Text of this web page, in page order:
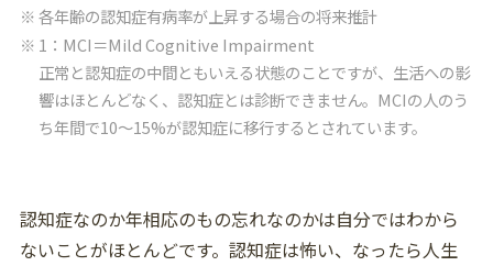
各年齢の認知症有病率が上昇する場合の将来推計
1：MCI＝Mild Cognitive Impairment
正常と認知症の中間ともいえる状態のことですが、生活への影
響はほとんどなく、 認知症とは診断できません。MCIの人のう
ち年間で10～15%が認知症に移行するとされています。
認知症なのか年相応のもの忘れなのかは自分ではわから
ないことがほとんどです。認知症は怖い、なったら人生